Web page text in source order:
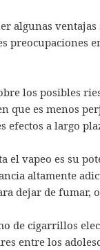
algunas
preocupaciones
los posibles
que es menos
efectos a largo
el vapeo es su
altamente
dejar de fumar,
de cigarrillos
entre los